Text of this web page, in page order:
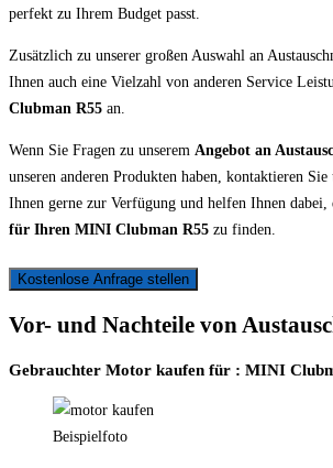
perfekt zu Ihrem Budget passt.
Zusätzlich zu unserer großen Auswahl an
Ihnen auch eine Vielzahl von anderen Service
Clubman R55 an.
Wenn Sie Fragen zu unserem Angebot an
unseren anderen Produkten haben, kontaktieren
Ihnen gerne zur Verfügung und helfen Ihnen dabei,
für Ihren MINI Clubman R55 zu finden.
Kostenlose Anfrage stellen
Vor- und Nachteile von
Gebrauchter Motor kaufen für : MINI
Beispielfoto